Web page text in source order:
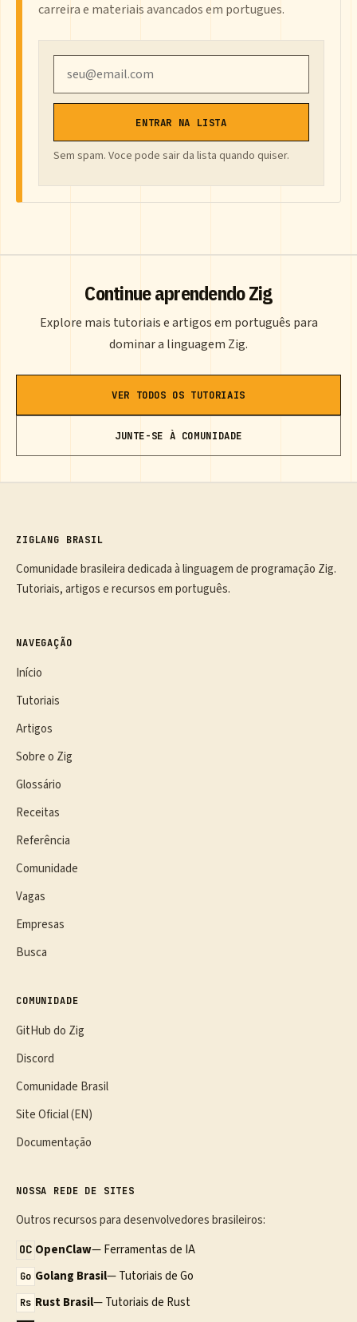
carreira e materiais avancados em portugues.
ENTRAR NA LISTA
Sem spam. Voce pode sair da lista quando quiser.
Continue aprendendo Zig
Explore mais tutoriais e artigos em português para
dominar a linguagem Zig.
VER TODOS OS TUTORIAIS
JUNTE-SE À COMUNIDADE
ZIGLANG BRASIL
Comunidade brasileira dedicada à linguagem de programação Zig.
Tutoriais, artigos e recursos em português.
NAVEGAÇÃO
Início
Tutoriais
Artigos
Sobre o Zig
Glossário
Receitas
Referência
Comunidade
Vagas
Empresas
Busca
COMUNIDADE
GitHub do Zig
Discord
Comunidade Brasil
Site Oficial (EN)
Documentação
NOSSA REDE DE SITES
Outros recursos para desenvolvedores brasileiros:
OC OpenClaw— Ferramentas de IA
Go Golang Brasil— Tutoriais de Go
Rs Rust Brasil— Tutoriais de Rust